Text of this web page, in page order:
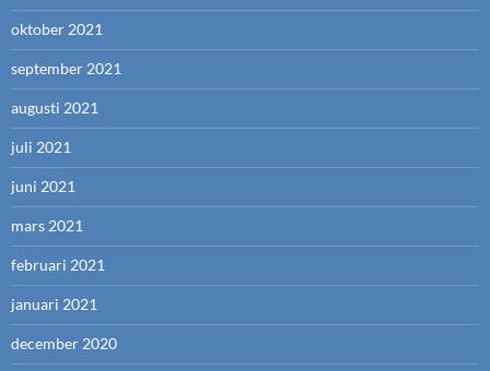
oktober 2021
september 2021
augusti 2021
juli 2021
juni 2021
mars 2021
februari 2021
januari 2021
december 2020